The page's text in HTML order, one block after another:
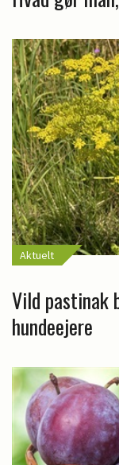
Aktuelt
Vild pastinak
hundeejere